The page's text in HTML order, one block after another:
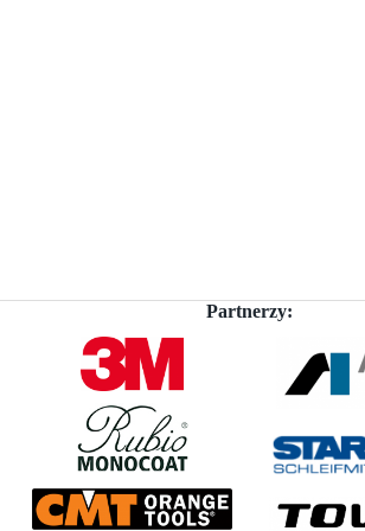
Partnerzy: